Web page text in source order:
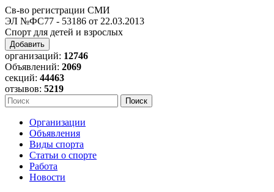
Св-во регистрации СМИ
ЭЛ №ФС77 - 53186 от 22.03.2013
Спорт для детей и взрослых
Добавить
организаций: 12746
Объявлений: 2069
секций: 44463
отзывов: 5219
Организации
Объявления
Виды спорта
Статьи о спорте
Работа
Новости